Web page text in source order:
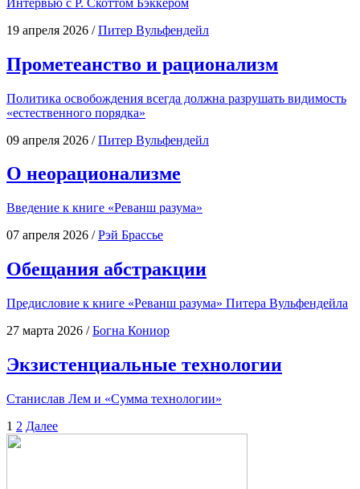
19 апреля 2026 /Питер Вульфендейл
Прометеанство и рационализм
Поли­ти­ка осво­бож­де­ния все­гда долж­на раз­ру­шать види­мость
«есте­ствен­но­го порядка»
09 апреля 2026 /Питер Вульфендейл
О неорационализме
Вве­де­ние к кни­ге «Реванш разума»
07 апреля 2026 /Рэй Брассье
Обещания абстракции
Пре­ди­сло­вие к кни­ге «Реванш разу­ма» Пите­ра Вульфендейла
27 марта 2026 /Богна Кониор
Экзистенциальные технологии
Ста­ни­слав Лем и «Сум­ма технологии»
Пагинация
записей
1 2 Далее